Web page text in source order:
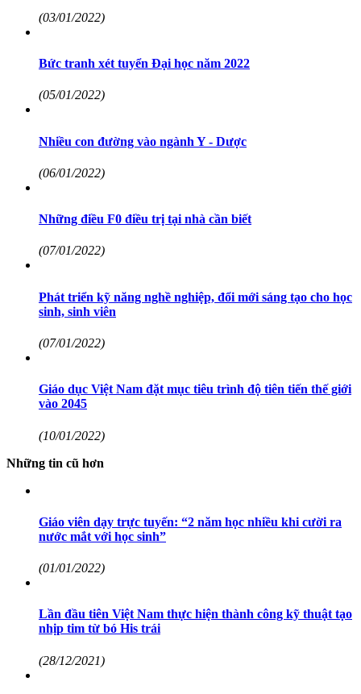
(03/01/2022)
Bức tranh xét tuyển Đại học năm 2022
(05/01/2022)
Nhiều con đường vào ngành Y - Dược
(06/01/2022)
Những điều F0 điều trị tại nhà cần biết
(07/01/2022)
Phát triển kỹ năng nghề nghiệp, đổi mới sáng tạo cho học
sinh, sinh viên
(07/01/2022)
Giáo dục Việt Nam đặt mục tiêu trình độ tiên tiến thế giới
vào 2045
(10/01/2022)
Những tin cũ hơn
Giáo viên dạy trực tuyến: “2 năm học nhiều khi cười ra
nước mắt với học sinh”
(01/01/2022)
Lần đầu tiên Việt Nam thực hiện thành công kỹ thuật tạo
nhịp tim từ bó His trái
(28/12/2021)